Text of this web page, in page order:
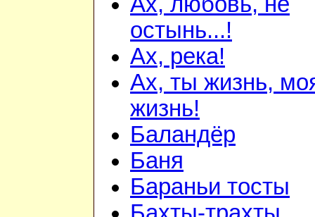
остынь...!
Ах, река!
Ах, ты жизнь,
жизнь!
Баландёр
Баня
Бараньи тосты